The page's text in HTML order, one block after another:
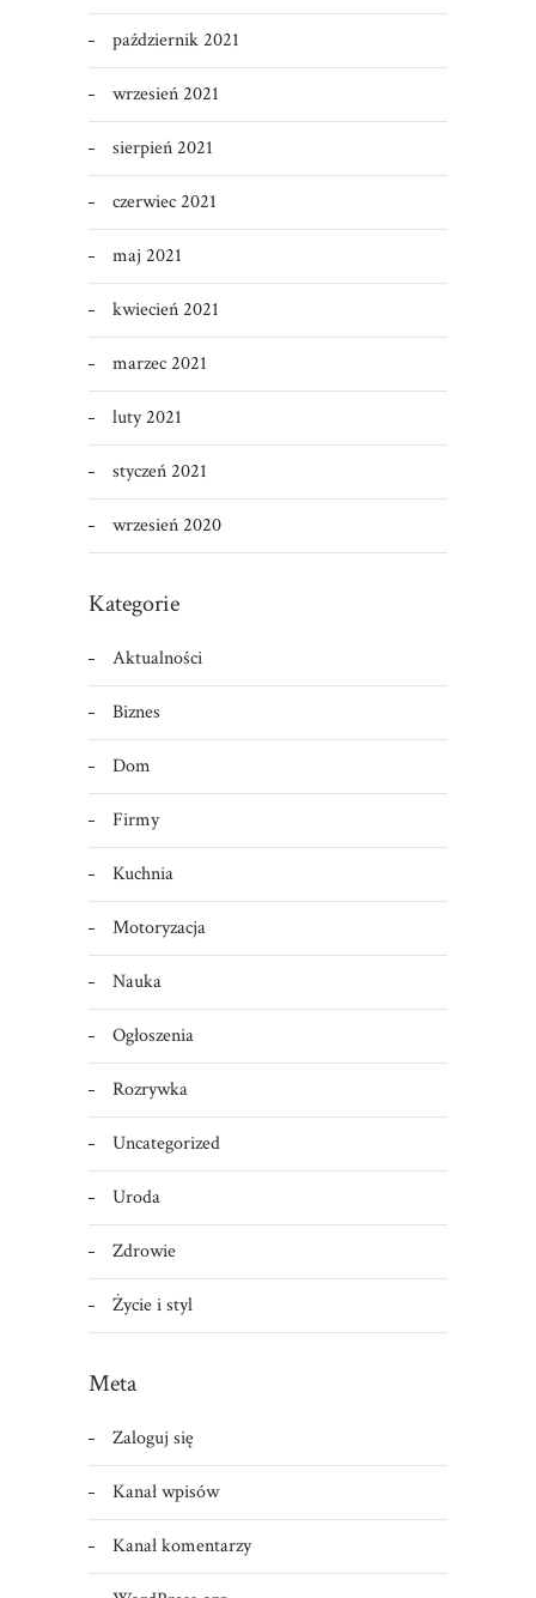
październik 2021
wrzesień 2021
sierpień 2021
czerwiec 2021
maj 2021
kwiecień 2021
marzec 2021
luty 2021
styczeń 2021
wrzesień 2020
Kategorie
Aktualności
Biznes
Dom
Firmy
Kuchnia
Motoryzacja
Nauka
Ogłoszenia
Rozrywka
Uncategorized
Uroda
Zdrowie
Życie i styl
Meta
Zaloguj się
Kanał wpisów
Kanał komentarzy